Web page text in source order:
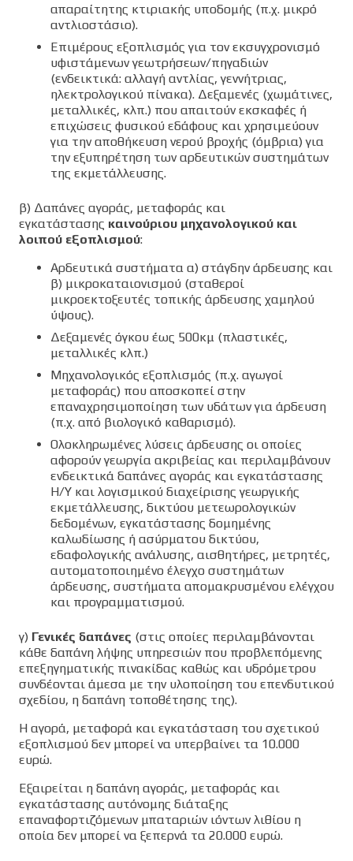
απαραίτητης κτιριακής υποδομής (π.χ. μικρό
αντλιοστάσιο).
Επιμέρους εξοπλισμός για τον εκσυγχρονισμό
υφιστάμενων γεωτρήσεων/πηγαδιών
(ενδεικτικά: αλλαγή αντλίας, γεννήτριας,
ηλεκτρολογικού πίνακα). Δεξαμενές (χωμάτινες,
μεταλλικές, κλπ.) που απαιτούν εκσκαφές ή
επιχώσεις φυσικού εδάφους και χρησιμεύουν
για την αποθήκευση νερού βροχής (όμβρια) για
την εξυπηρέτηση των αρδευτικών συστημάτων
της εκμετάλλευσης.
β) Δαπάνες αγοράς, μεταφοράς και
εγκατάστασης καινούριου μηχανολογικού και
λοιπού εξοπλισμού:
Αρδευτικά συστήματα α) στάγδην άρδευσης και
β) μικροκαταιονισμού (σταθεροί
μικροεκτοξευτές τοπικής άρδευσης χαμηλού
ύψους).
Δεξαμενές όγκου έως 500κμ (πλαστικές,
μεταλλικές κλπ.)
Μηχανολογικός εξοπλισμός (π.χ. αγωγοί
μεταφοράς) που αποσκοπεί στην
επαναχρησιμοποίηση των υδάτων για άρδευση
(π.χ. από βιολογικό καθαρισμό).
Ολοκληρωμένες λύσεις άρδευσης οι οποίες
αφορούν γεωργία ακριβείας και περιλαμβάνουν
ενδεικτικά δαπάνες αγοράς και εγκατάστασης
Η/Υ και λογισμικού διαχείρισης γεωργικής
εκμετάλλευσης, δικτύου μετεωρολογικών
δεδομένων, εγκατάστασης δομημένης
καλωδίωσης ή ασύρματου δικτύου,
εδαφολογικής ανάλυσης, αισθητήρες, μετρητές,
αυτοματοποιημένο έλεγχο συστημάτων
άρδευσης, συστήματα απομακρυσμένου ελέγχου
και προγραμματισμού.
γ) Γενικές δαπάνες (στις οποίες περιλαμβάνονται
κάθε δαπάνη λήψης υπηρεσιών που προβλεπόμενης
επεξηγηματικής πινακίδας καθώς και υδρόμετρου
συνδέονται άμεσα με την υλοποίηση του επενδυτικού
σχεδίου, η δαπάνη τοποθέτησης της).
Η αγορά, μεταφορά και εγκατάσταση του σχετικού
εξοπλισμού δεν μπορεί να υπερβαίνει τα 10.000
ευρώ.
Εξαιρείται η δαπάνη αγοράς, μεταφοράς και
εγκατάστασης αυτόνομης διάταξης
επαναφορτιζόμενων μπαταριών ιόντων λιθίου η
οποία δεν μπορεί να ξεπερνά τα 20.000 ευρώ.